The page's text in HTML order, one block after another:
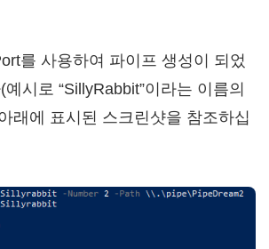
를 사용하여 파이프 생성이 되었
시로 “SillyRabbit”이라는 이름의
래에 표시된 스크린샷을 참조하십